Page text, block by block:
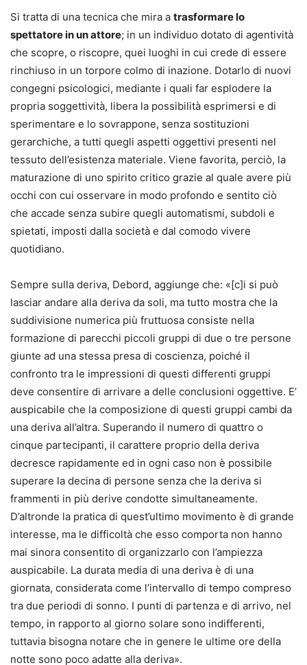
Si tratta di una tecnica che mira a trasformare lo
spettatore in un attore; in un individuo dotato di agentività
che scopre, o riscopre, quei luoghi in cui crede di essere
rinchiuso in un torpore colmo di inazione. Dotarlo di nuovi
congegni psicologici, mediante i quali far esplodere la
propria soggettività, libera la possibilità esprimersi e di
sperimentare e lo sovrappone, senza sostituzioni
gerarchiche, a tutti quegli aspetti oggettivi presenti nel
tessuto dell’esistenza materiale. Viene favorita, perciò, la
maturazione di uno spirito critico grazie al quale avere più
occhi con cui osservare in modo profondo e sentito ciò
che accade senza subire quegli automatismi, subdoli e
spietati, imposti dalla società e dal comodo vivere
quotidiano.
Sempre sulla deriva, Debord, aggiunge che: «[c]i si può
lasciar andare alla deriva da soli, ma tutto mostra che la
suddivisione numerica più fruttuosa consiste nella
formazione di parecchi piccoli gruppi di due o tre persone
giunte ad una stessa presa di coscienza, poiché il
confronto tra le impressioni di questi differenti gruppi
deve consentire di arrivare a delle conclusioni oggettive. E’
auspicabile che la composizione di questi gruppi cambi da
una deriva all’altra. Superando il numero di quattro o
cinque partecipanti, il carattere proprio della deriva
decresce rapidamente ed in ogni caso non è possibile
superare la decina di persone senza che la deriva si
frammenti in più derive condotte simultaneamente.
D’altronde la pratica di quest’ultimo movimento è di grande
interesse, ma le difficoltà che esso comporta non hanno
mai sinora consentito di organizzarlo con l’ampiezza
auspicabile. La durata media di una deriva è di una
giornata, considerata come l’intervallo di tempo compreso
tra due periodi di sonno. I punti di partenza e di arrivo, nel
tempo, in rapporto al giorno solare sono indifferenti,
tuttavia bisogna notare che in genere le ultime ore della
notte sono poco adatte alla deriva».